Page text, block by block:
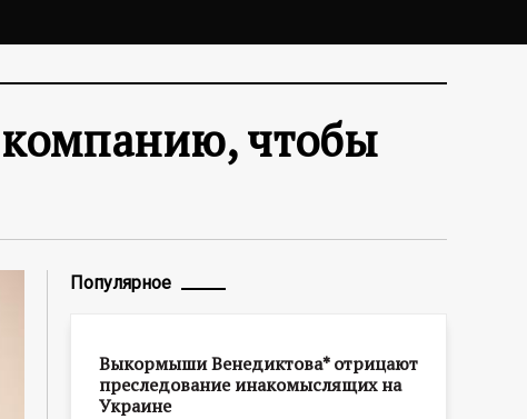
компанию, чтобы
Популярное
Выкормыши Венедиктова* отрицают
преследование инакомыслящих на
Украине